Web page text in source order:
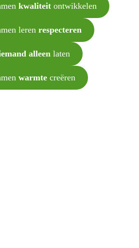
kwaliteit ontwikkelen
leren respecteren
alleen laten
warmte creëren